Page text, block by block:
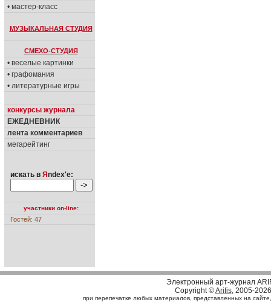
• мастер-класс
МУЗЫКАЛЬНАЯ СТУДИЯ
СМЕХО-СТУДИЯ
• веселые картинки
• графомания
• литературные игры
конкурсы журнала
ЕЖЕДНЕВНИК
лента комментариев
мегарейтинг
искать в Я ndex'е:
участники on-line:
Гостей: 47
Электронный арт-журнал
Copyright ©Arifis, 2005-2026
при перепечатке любых материалов, представленных на